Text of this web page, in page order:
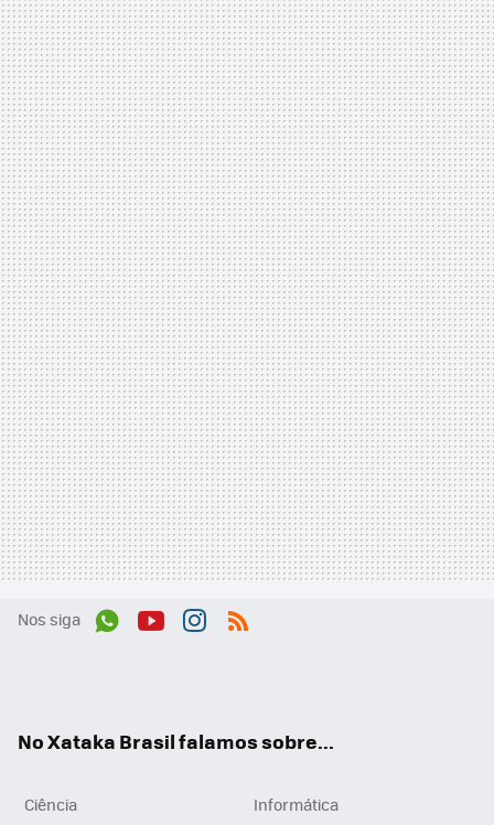
Nos siga
No Xataka Brasil falamos sobre...
Ciência
Informática